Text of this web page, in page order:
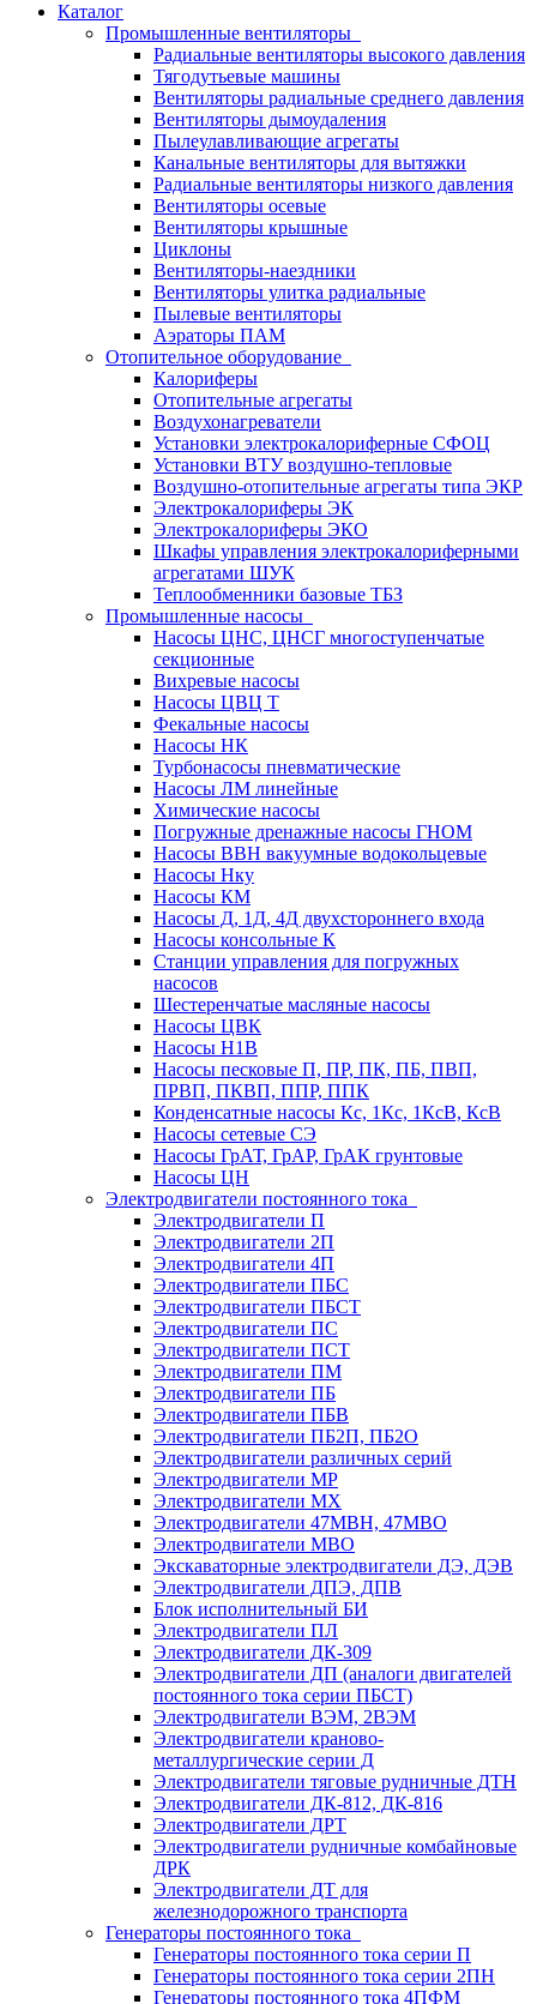
Каталог
Промышленные вентиляторы
Радиальные вентиляторы высокого давления
Тягодутьевые машины
Вентиляторы радиальные среднего давления
Вентиляторы дымоудаления
Пылеулавливающие агрегаты
Канальные вентиляторы для вытяжки
Радиальные вентиляторы низкого давления
Вентиляторы осевые
Вентиляторы крышные
Циклоны
Вентиляторы-наездники
Вентиляторы улитка радиальные
Пылевые вентиляторы
Аэраторы ПАМ
Отопительное оборудование
Калориферы
Отопительные агрегаты
Воздухонагреватели
Установки электрокалориферные СФОЦ
Установки ВТУ воздушно-тепловые
Воздушно-отопительные агрегаты типа ЭКР
Электрокалориферы ЭК
Электрокалориферы ЭКО
Шкафы управления электрокалориферными
агрегатами ШУК
Теплообменники базовые ТБЗ
Промышленные насосы
Насосы ЦНС, ЦНСГ многоступенчатые
секционные
Вихревые насосы
Насосы ЦВЦ Т
Фекальные насосы
Насосы НК
Турбонасосы пневматические
Насосы ЛМ линейные
Химические насосы
Погружные дренажные насосы ГНОМ
Насосы ВВН вакуумные водокольцевые
Насосы Нку
Насосы КМ
Насосы Д, 1Д, 4Д двухстороннего входа
Насосы консольные К
Станции управления для погружных
насосов
Шестеренчатые масляные насосы
Насосы ЦВК
Насосы Н1В
Насосы песковые П, ПР, ПК, ПБ, ПВП,
ПРВП, ПКВП, ППР, ППК
Конденсатные насосы Кс, 1Кс, 1КсВ, КсВ
Насосы сетевые СЭ
Насосы ГрАТ, ГрАР, ГрАК грунтовые
Насосы ЦН
Электродвигатели постоянного тока
Электродвигатели П
Электродвигатели 2П
Электродвигатели 4П
Электродвигатели ПБС
Электродвигатели ПБСТ
Электродвигатели ПС
Электродвигатели ПСТ
Электродвигатели ПМ
Электродвигатели ПБ
Электродвигатели ПБВ
Электродвигатели ПБ2П, ПБ2О
Электродвигатели различных серий
Электродвигатели МР
Электродвигатели MX
Электродвигатели 47MBH, 47МВО
Электродвигатели MBO
Экскаваторные электродвигатели ДЭ, ДЭВ
Электродвигатели ДПЭ, ДПВ
Блок исполнительный БИ
Электродвигатели ПЛ
Электродвигатели ДК-309
Электродвигатели ДП (аналоги двигателей
постоянного тока серии ПБСТ)
Электродвигатели ВЭМ, 2ВЭМ
Электродвигатели краново-
металлургические серии Д
Электродвигатели тяговые рудничные ДТН
Электродвигатели ДК-812, ДК-816
Электродвигатели ДРТ
Электродвигатели рудничные комбайновые
ДРК
Электродвигатели ДТ для
железнодорожного транспорта
Генераторы постоянного тока
Генераторы постоянного тока серии П
Генераторы постоянного тока серии 2ПН
Генераторы постоянного тока 4ПФМ